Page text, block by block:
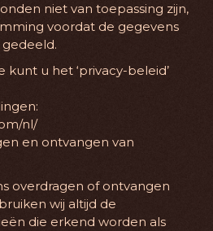
niet van toepassing zijn,
voordat de gegevens
u het ‘privacy-beleid’
nl/
en ontvangen van
overdragen of ontvangen
wij altijd de
die erkend worden als